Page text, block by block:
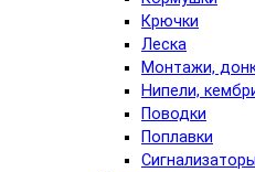
Крючки
Леска
Монтажи,
Нипели,
Поводки
Поплавки
Сигнализаторы